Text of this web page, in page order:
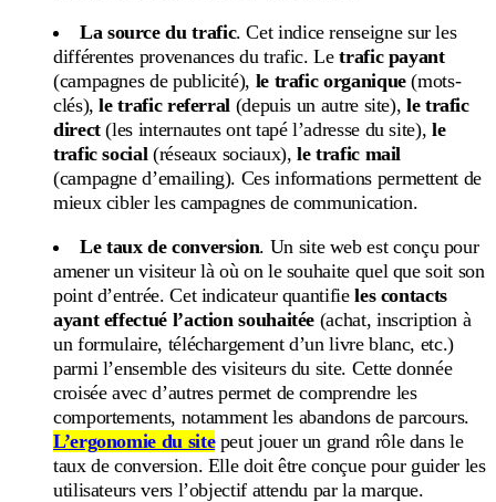
La source du trafic. Cet indice renseigne sur les
différentes provenances du trafic. Letrafic payant
(campagnes de publicité), le trafic organique(mots-
clés),le trafic referral (depuis un autre site),le trafic
direct(les internautes ont tapé l’adresse du site), le
trafic social (réseaux sociaux),le trafic mail
(campagne d’emailing). Ces informations permettent de
mieux cibler les campagnes de communication.
Le taux de conversion. Un site web est conçu pour
amener un visiteur là où on le souhaite quel que soit son
point d’entrée. Cet indicateur quantifieles contacts
ayant effectué l’action souhaitée (achat, inscription à
un formulaire, téléchargement d’un livre blanc, etc.)
parmi l’ensemble des visiteurs du site. Cette donnée
croisée avec d’autres permet de comprendre les
comportements, notamment les abandons de parcours.
L’ergonomie du sitepeut jouer un grand rôle dans le
taux de conversion. Elle doit être conçue pour guider les
utilisateurs vers l’objectif attendu par la marque.